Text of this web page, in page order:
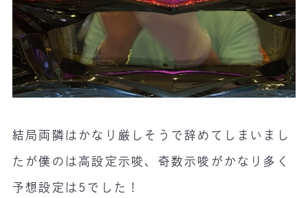
結局両隣はかなり厳しそうで辞めてしまいまし
たが僕のは高設定示唆、奇数示唆がかなり多く
予想設定は5でした！